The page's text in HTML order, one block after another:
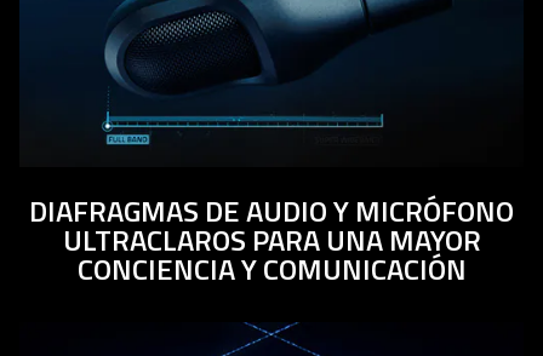
DIAFRAGMAS DE AUDIO Y MICRÓFONO
ULTRACLAROS PARA UNA MAYOR
CONCIENCIA Y COMUNICACIÓN